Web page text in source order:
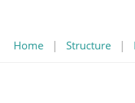
Home | Structure |